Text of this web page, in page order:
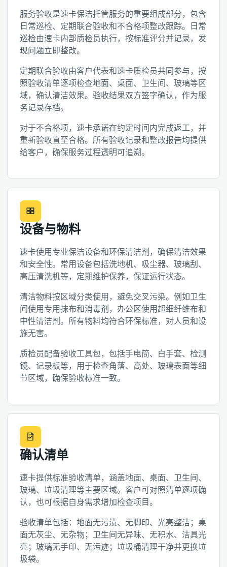
服务验收是速卡保洁托管服务的重要组成部分，包含
日常巡检、定期联合验收和不合格项整改跟踪。日常
巡检由速卡内部质检员执行，按标准评分并记录，发
现问题立即整改。
定期联合验收由客户代表和速卡质检员共同参与，按
照验收清单逐项检查地面、桌面、卫生间、玻璃等区
域，确认清洁效果。验收结果双方签字确认，作为服
务记录存档。
对于不合格项，速卡承诺在约定时间内完成返工，并
重新验收直至合格。所有验收记录和整改报告均提供
给客户，确保服务过程透明可追溯。
设备与物料
速卡使用专业保洁设备和环保清洁剂，确保清洁效果
和安全性。常用设备包括洗地机、吸尘器、玻璃刮、
高压清洗机等，定期维护保养，保证运行状态。
清洁物料按区域分类使用，避免交叉污染。例如卫生
间使用专用抹布和消毒剂，办公区使用超细纤维布和
中性清洁剂。所有物料均符合环保标准，对人员和设
施无害。
质检员配备验收工具包，包括手电筒、白手套、检测
镜、记录板等，用于检查角落、高处、玻璃表面等细
节区域，确保验收标准一致。
确认清单
速卡提供标准验收清单，涵盖地面、桌面、卫生间、
玻璃、垃圾清理等主要区域。客户可对照清单逐项确
认，也可根据自身需求增加检查项目。
验收清单包括：地面无污渍、无脚印、光亮整洁；桌
面无灰尘、无杂物；卫生间无异味、无积水、洁具光
亮；玻璃无手印、无污迹；垃圾桶清理干净并更换垃
圾袋。